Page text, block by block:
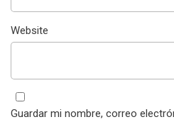
Website
Guardar mi nombre, correo